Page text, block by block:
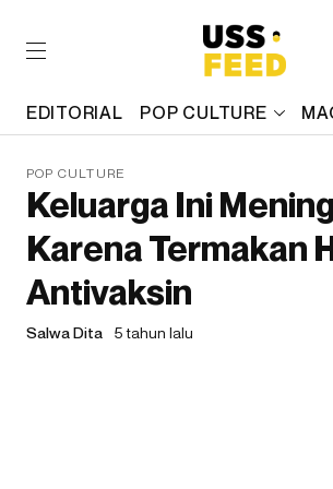
EDITORIAL POP CULTURE
POP CULTURE
Keluarga Ini
Karena Termakan
Antivaksin
Salwa Dita 5 tahun lalu